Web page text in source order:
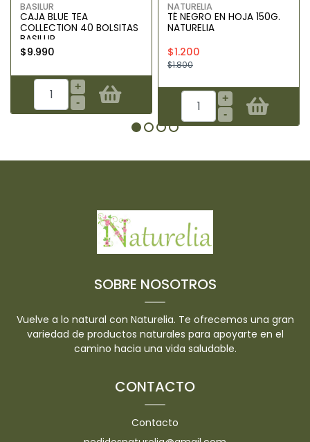
BASILUR
CAJA BLUE TEA
COLLECTION 40 BOLSITAS
BASILUR
$9.990
+
-
NATURELIA
TÉ NEGRO EN HOJA 150G.
NATURELIA
$1.200
$1.800
+
-
SOBRE NOSOTROS
Vuelve a lo natural con Naturelia. Te ofrecemos una gran
variedad de productos naturales para apoyarte en el
camino hacia una vida saludable.
CONTACTO
Contacto